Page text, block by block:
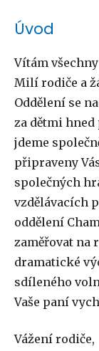
Úvod
Vítám
Milí rodiče a
Oddělení se
za dětmi
jdeme
připraveny
společných
vzdělávacích
oddělení
zaměřovat na
dramatické
sdíleného
Vaše paní
Vážení rodiče,